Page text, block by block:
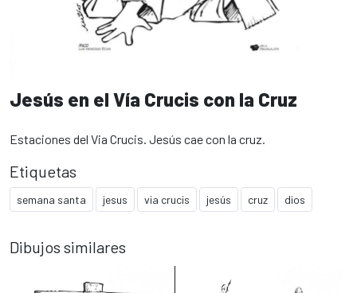
Jesús en el Vía Crucis con la Cruz
Estaciones del Via Crucis. Jesús cae con la cruz.
Etiquetas
semana santa jesus via crucis jesús cruz dios
Dibujos similares